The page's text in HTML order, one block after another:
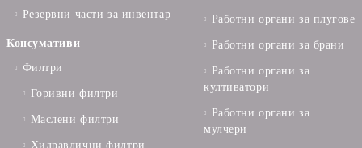
Резервни части за инвентар
Консумативи
Филтри
Горивни филтри
Маслени филтри
Хидравлични филтри
Работни органи за плугове
Работни органи за брани
Работни органи за
култиватори
Работни органи за
мулчери